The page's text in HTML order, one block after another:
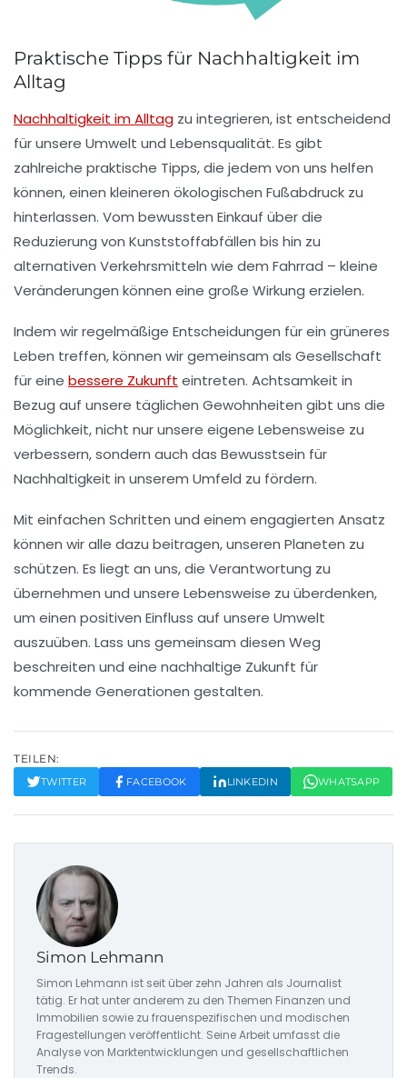
Praktische Tipps für Nachhaltigkeit im
Alltag
Nachhaltigkeit im Alltag zu integrieren, ist entscheidend
für unsere Umwelt und Lebensqualität. Es gibt
zahlreiche praktische Tipps, die jedem von uns helfen
können, einen kleineren ökologischen Fußabdruck zu
hinterlassen. Vom bewussten Einkauf über die
Reduzierung von Kunststoffabfällen bis hin zu
alternativen Verkehrsmitteln wie dem Fahrrad – kleine
Veränderungen können eine große Wirkung erzielen.
Indem wir regelmäßige Entscheidungen für ein grüneres
Leben treffen, können wir gemeinsam als Gesellschaft
für eine bessere Zukunft eintreten. Achtsamkeit in
Bezug auf unsere täglichen Gewohnheiten gibt uns die
Möglichkeit, nicht nur unsere eigene Lebensweise zu
verbessern, sondern auch das Bewusstsein für
Nachhaltigkeit in unserem Umfeld zu fördern.
Mit einfachen Schritten und einem engagierten Ansatz
können wir alle dazu beitragen, unseren Planeten zu
schützen. Es liegt an uns, die Verantwortung zu
übernehmen und unsere Lebensweise zu überdenken,
um einen positiven Einfluss auf unsere Umwelt
auszuüben. Lass uns gemeinsam diesen Weg
beschreiten und eine nachhaltige Zukunft für
kommende Generationen gestalten.
TEILEN:
TWITTER FACEBOOK LINKEDIN WHATSAPP
Simon Lehmann
Simon Lehmann ist seit über zehn Jahren als Journalist
tätig. Er hat unter anderem zu den Themen Finanzen und
Immobilien sowie zu frauenspezifischen und modischen
Fragestellungen veröffentlicht. Seine Arbeit umfasst die
Analyse von Marktentwicklungen und gesellschaftlichen
Trends.